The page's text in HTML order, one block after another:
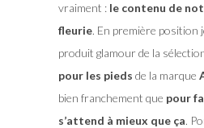
vraiment :le contenu de
fleurie. En première position
produit glamour de la
pour les pieds de la marque
bien franchement que pour
s’attend à mieux que ça.